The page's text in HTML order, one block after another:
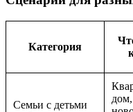
Категория
Семьи с детьми
дом,